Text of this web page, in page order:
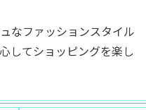
なファッションスタイル
してショッピングを楽し